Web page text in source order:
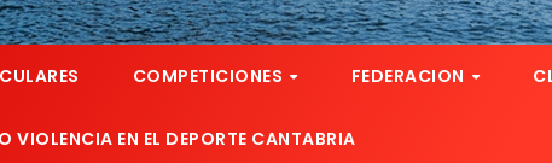
COMPETICIONES FEDERACION
VIOLENCIA EN EL DEPORTE CANTABRIA